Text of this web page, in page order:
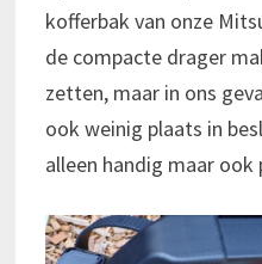
kofferbak van onze
de compacte drager
zetten, maar in ons
ook weinig plaats in
alleen handig maar ook